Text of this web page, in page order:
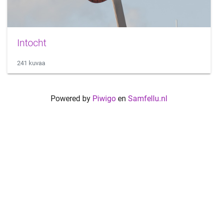
Intocht
241 kuvaa
Powered by Piwigo en Samfellu.nl